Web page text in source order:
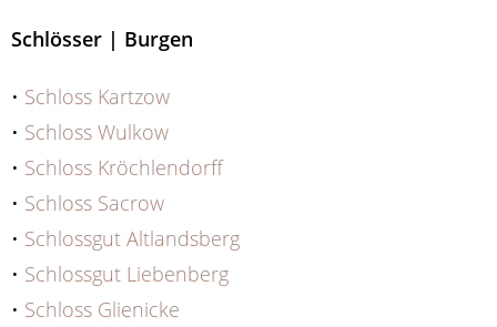
Schlösser | Burgen
• Schloss Kartzow
• Schloss Wulkow
• Schloss Kröchlendorff
• Schloss Sacrow
• Schlossgut Altlandsberg
• Schlossgut Liebenberg
• Schloss Glienicke